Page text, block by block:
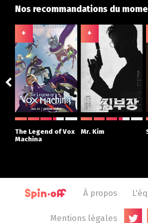
Nos recommandations du
+
The Legend of Vox
Machina
+
Mr. Kim
À propos
Mentions légales